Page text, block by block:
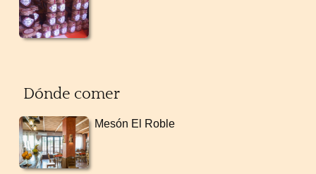
Dónde comer
Mesón El Roble